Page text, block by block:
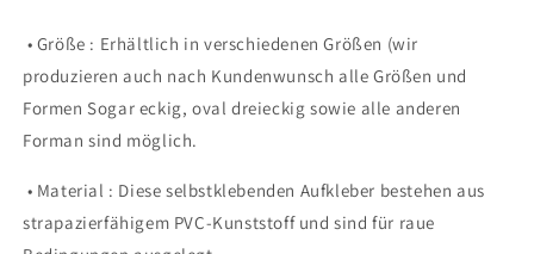
• Größe : Erhältlich in verschiedenen Größen (wir
produzieren auch nach Kundenwunsch alle Größen und
Formen Sogar eckig, oval dreieckig sowie alle anderen
Forman sind möglich.
• Material : Diese selbstklebenden Aufkleber bestehen aus
strapazierfähigem PVC-Kunststoff und sind für raue